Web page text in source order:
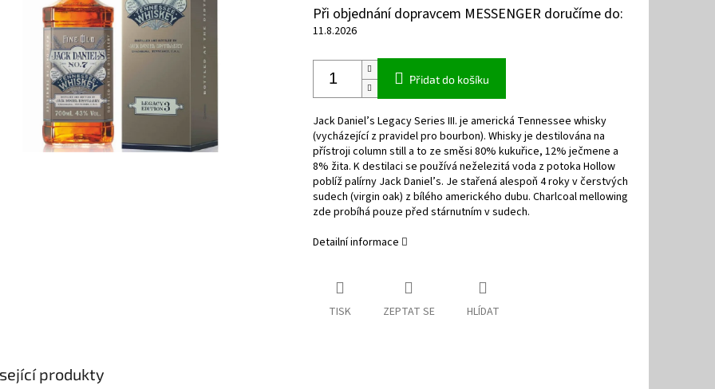
Při objednání dopravcem MESSENGER doručíme do:
11.8.2026
Přidat do košíku
Jack Daniel’s Legacy Series III. je americká Tennessee whisky
(vycházející z pravidel pro bourbon). Whisky je destilována na
přístroji column still a to ze směsi 80% kukuřice, 12% ječmene a
8% žita. K destilaci se používá neželezitá voda z potoka Hollow
poblíž palírny Jack Daniel’s. Je stařená alespoň 4 roky v čerstvých
sudech (virgin oak) z bílého amerického dubu. Charlcoal mellowing
zde probíhá pouze před stárnutním v sudech.
Detailní informace
TISK ZEPTAT SE HLÍDAT
produkty